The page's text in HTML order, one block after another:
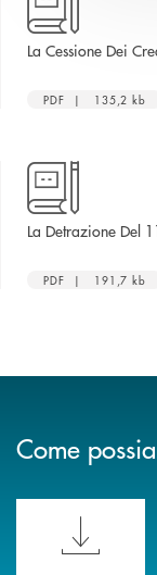
La Cessione Dei
PDF | 135,2 kb
La Detrazione Del
PDF | 191,7 kb
Come
Scopri le